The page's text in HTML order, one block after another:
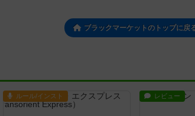
ブラックマーケットのトップに戻
ルール/インスト レビュー